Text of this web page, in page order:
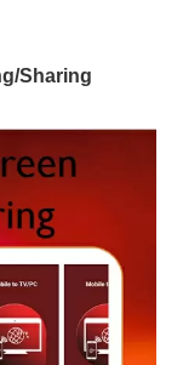
Sharing